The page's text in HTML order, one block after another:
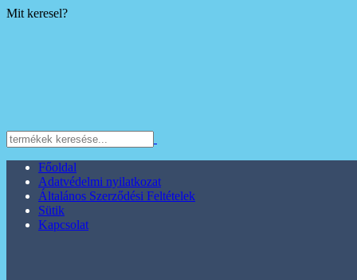
Mit keresel?
Főoldal
Adatvédelmi nyilatkozat
Általános Szerződési Feltételek
Sütik
Kapcsolat